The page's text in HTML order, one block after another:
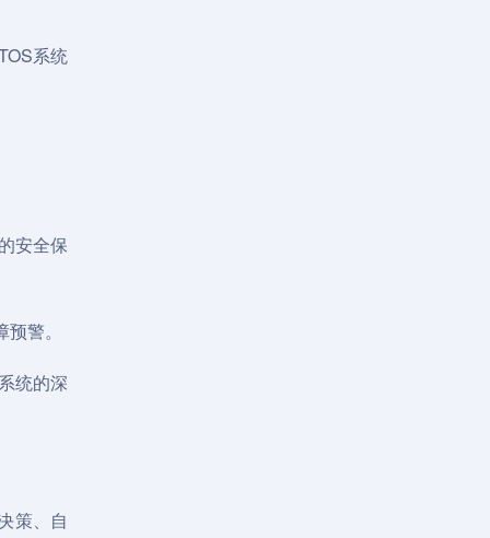
系统
安全保
警。
统的深
策、自